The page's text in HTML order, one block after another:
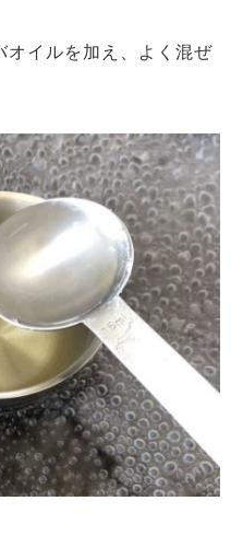
オイルを加え、よく混ぜ